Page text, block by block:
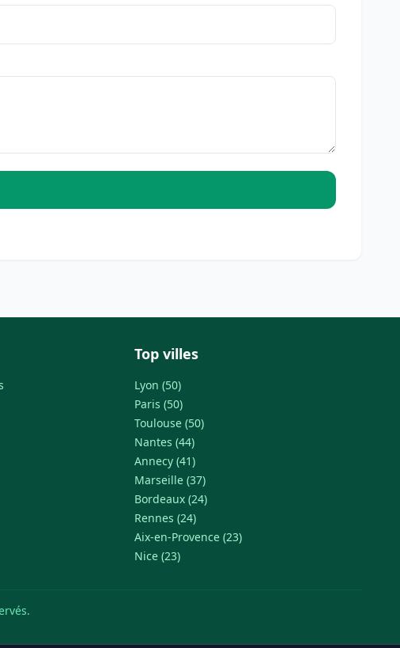
Top villes
Lyon (50)
Paris (50)
Toulouse (50)
Nantes (44)
Annecy (41)
Marseille (37)
Bordeaux (24)
Rennes (24)
Aix-en-Provence (23)
Nice (23)